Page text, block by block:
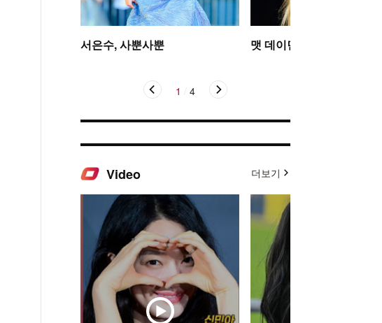
서은수, 사뿐사뿐 맷 데이먼 딸, 인형 미모
1 4
Video 더보기